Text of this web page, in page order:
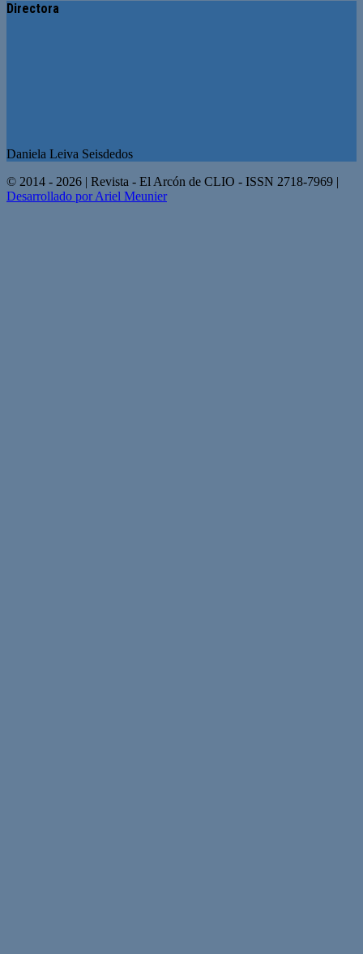
Directora
Daniela Leiva Seisdedos
© 2014 - 2026 | Revista - El Arcón de CLIO - ISSN 2718-7969 |
Desarrollado por Ariel Meunier